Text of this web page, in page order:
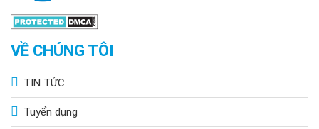
VỀ CHÚNG TÔI
TIN TỨC
Tuyển dụng